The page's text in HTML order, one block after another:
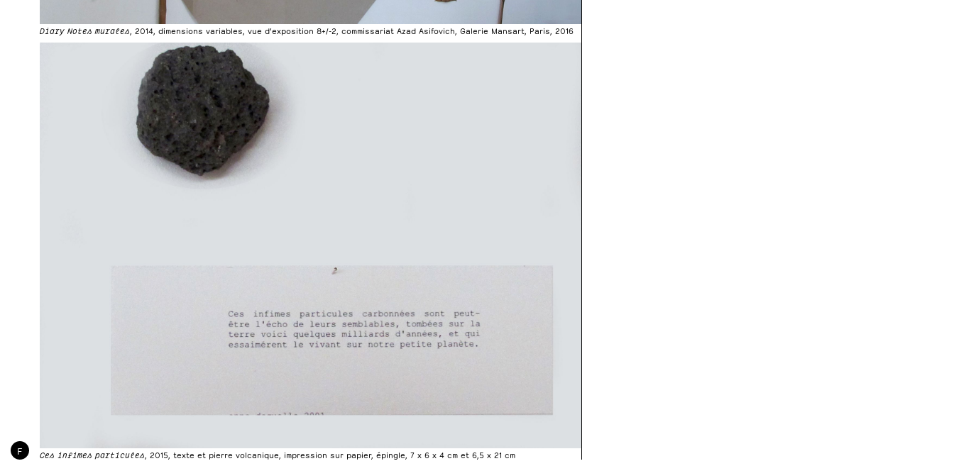
F
Diary Notes murales, 2014, dimensions variables, vue d’exposition 8+/-2, commissariat Azad Asifovich, Galerie Mansart, Paris, 2016
Ces infimes particules, 2015, texte et pierre volcanique, impression sur papier, épingle, 7 x 6 x 4 cm et 6,5 x 21 cm